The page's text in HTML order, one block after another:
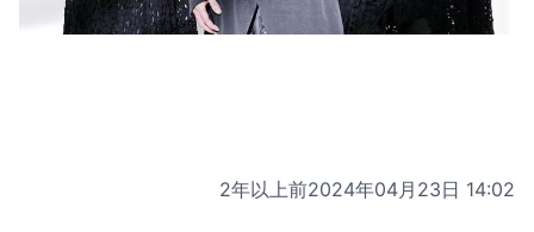
2年以上前2024年04月23日 14:02